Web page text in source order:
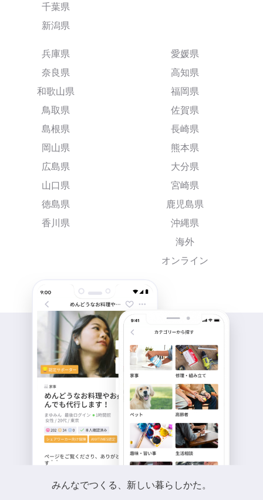
千葉県
新潟県
兵庫県
奈良県
和歌山県
鳥取県
島根県
岡山県
広島県
山口県
徳島県
香川県
愛媛県
高知県
福岡県
佐賀県
長崎県
熊本県
大分県
宮崎県
鹿児島県
沖縄県
海外
オンライン
みんなでつくる、新しい暮らしかた。